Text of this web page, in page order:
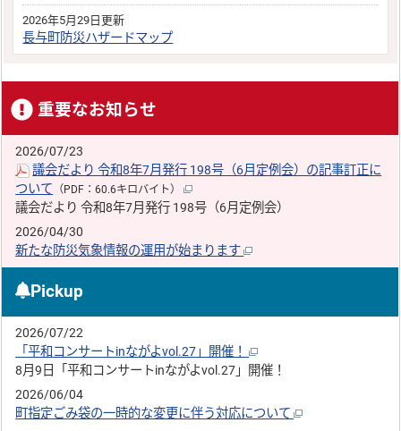
2026年5月29日更新
長与町防災ハザードマップ
重要なお知らせ
2026/07/23
議会だより 令和8年7月発行 198号（6月定例会）の記事訂正に
ついて （PDF：60.6キロバイト）
議会だより 令和8年7月発行 198号（6月定例会）
2026/04/30
新たな防災気象情報の運用が始まります
Pickup
2026/07/22
「平和コンサートinながよvol.27」開催！
8月9日「平和コンサートinながよvol.27」開催！
2026/06/04
町指定ごみ袋の一時的な変更に伴う対応について